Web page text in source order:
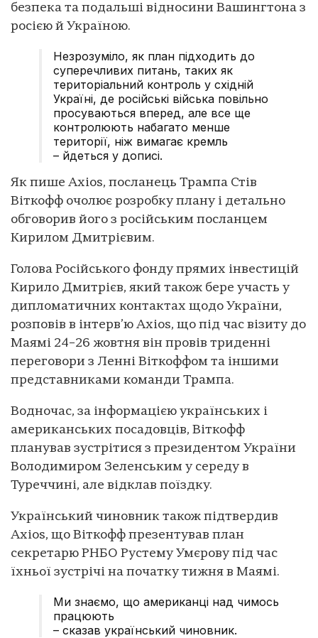
безпека та подальші відносини Вашингтона з
росією й Україною.
Незрозуміло, як план підходить до
суперечливих питань, таких як
територіальний контроль у східній
Україні, де російські війська повільно
просуваються вперед, але все ще
контролюють набагато менше
території, ніж вимагає кремль
– йдеться у дописі.
Як пише Axios, посланець Трампа Стів
Віткофф очолює розробку плану і детально
обговорив його з російським посланцем
Кирилом Дмитрієвим.
Голова Російського фонду прямих інвестицій
Кирило Дмитрієв, який також бере участь у
дипломатичних контактах щодо України,
розповів в інтерв’ю Axios, що під час візиту до
Маямі 24–26 жовтня він провів триденні
переговори з Ленні Віткоффом та іншими
представниками команди Трампа.
Водночас, за інформацією українських і
американських посадовців, Віткофф
планував зустрітися з президентом України
Володимиром Зеленським у середу в
Туреччині, але відклав поїздку.
Український чиновник також підтвердив
Axios, що Віткофф презентував план
секретарю РНБО Рустему Умєрову під час
їхньої зустрічі на початку тижня в Маямі.
Ми знаємо, що американці над чимось
працюють
– сказав український чиновник.